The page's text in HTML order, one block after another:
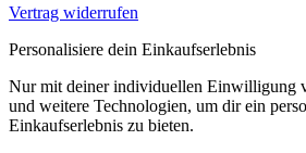
Vertrag widerrufen
Personalisiere dein Einkaufserlebnis
Nur mit deiner individuellen Einwilligung
und weitere Technologien, um dir ein
Einkaufserlebnis zu bieten.